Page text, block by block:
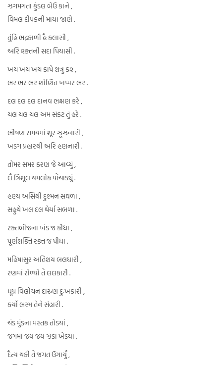
ઝગમગતા કુંડલ બેઉ કાને ,
વિમલ દીપકની માયા જાણે .
તુંહિ ભદ્રકાળી હૈ કલાસી ,
અરિ ૨ક્તની સદા પિયાસી .
ખચ ખચ ખચ કાપે શત્રુ ક૨ ,
ભર ભર ભર શોણિત ખપ્પર ભર .
દલ દલ દલ દાનવ ભક્ષણ કરે ,
ચલ ચલ ચલ અમ સંકટ તું હરે .
ભીષણ સમયમાં શૂર ઝૂઝનારી ,
ખડગ પ્રહારથી અરિ હણનારી .
તોમર સમર કરણ જે આવ્યું ,
લૈ ત્રિશૂલ યમલોક પોંચાડ્યું .
હણ્ય અસિથી દુશ્મન સઘળા ,
સહુથે ખલ દલ થેર્યા સબળા .
રક્તબીજના ખંડ જ કીધા ,
પૂર્ણશક્તિ રક્ત જ પીધા .
મહિષાસુર અતિશય બલધારી ,
રણમાં રોળ્યો તેં લલકારી .
ધૂમ્ર વિલોચન દારુણ દુઃખકારી ,
કર્યો ભસ્મ તેને સંહારી .
ચંડ મુંડના મસ્તક તોડયાં ,
જગમાં જય જય ઝંડા ખેડયા .
દૈત્ય થકી તેં જગત ઉગાર્યું ,